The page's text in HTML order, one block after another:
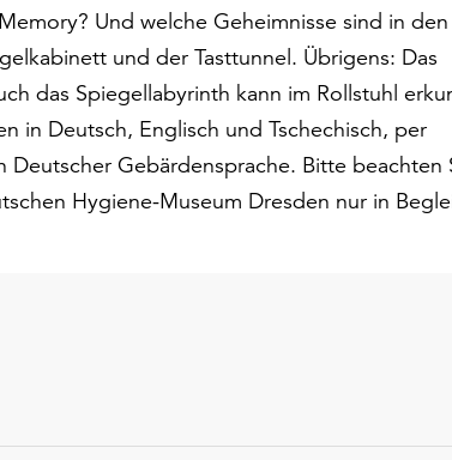
Und welche Geheimnisse sind in
und der Tasttunnel. Übrigens: Das
das Spiegellabyrinth kann im Rollstuhl
in Deutsch, Englisch und Tschechisch, per
Gebärdensprache. Bitte beachten
Hygiene-Museum Dresden nur in